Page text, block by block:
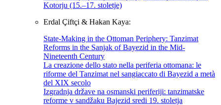
Kotorju (15.–17. stoletje)
Erdal Çiftçi & Hakan Kaya:
State-Making in the Ottoman Periphery: Tanzimat
Reforms in the Sanjak of Bayezid in the Mid-
Nineteenth Century
La creazione dello stato nella periferia ottomana: le
riforme del Tanzimat nel sangiaccato di Bayezid a metà
del XIX secolo
Izgradnja države na osmanski periferiji: tanzimatske
reforme v sandžaku Bajezid sredi 19. stoletja